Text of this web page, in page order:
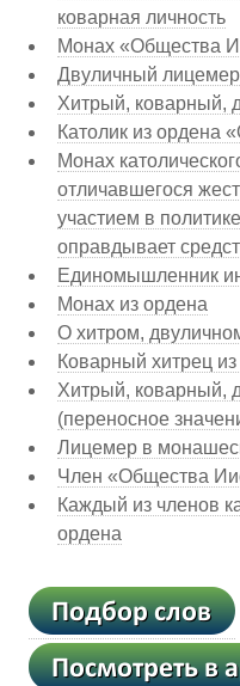
коварная личность
Монах «Общества
Двуличный лицемер
Хитрый, коварный,
Католик из ордена
Монах
отличавшегося
участием в
оправдывает
Единомышленник
Монах из ордена
О хитром,
Коварный хитрец
Хитрый, коварный,
(переносное
Лицемер в
Член «Общества
Каждый из членов
ордена